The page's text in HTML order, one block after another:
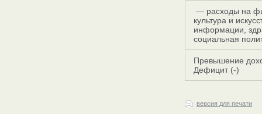
— расходы на
культура и
информации,
социальная
Превышение
Дефицит (-)
версия для печати